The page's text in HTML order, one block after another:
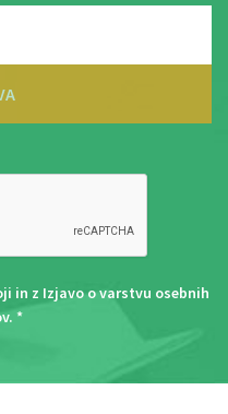
in z Izjavo o varstvu osebnih
. *